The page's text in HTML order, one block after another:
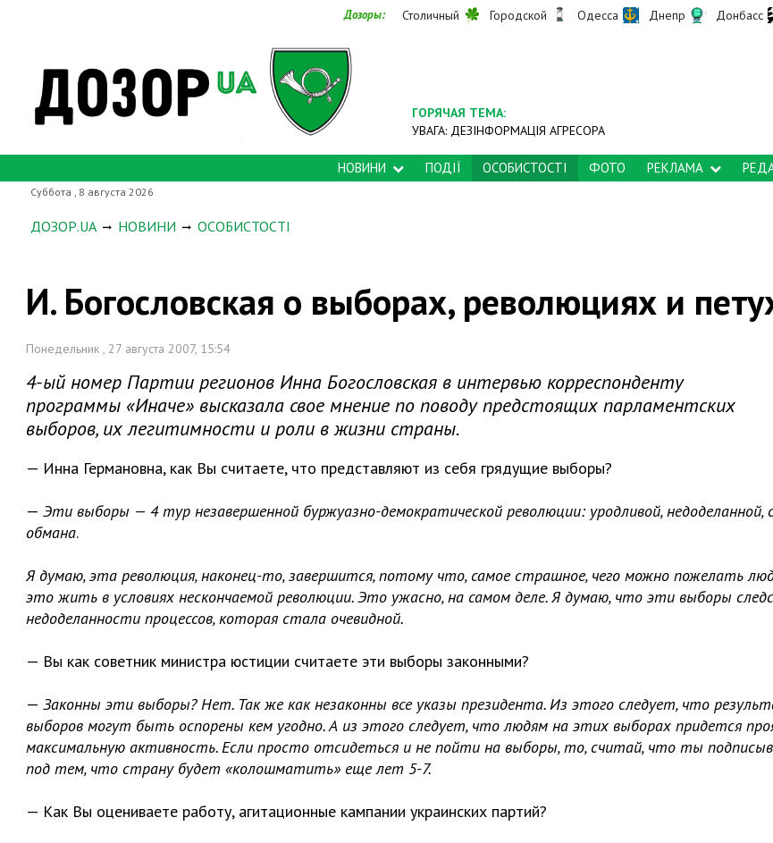
Дозоры: Столичный Городской Одесса Днепр Донбасс
ГОРЯЧАЯ ТЕМА:
УВАГА: ДЕЗІНФОРМАЦІЯ АГРЕСОРА
НОВИНИ ПОДІЇ ОСОБИСТОСТІ ФОТО РЕКЛАМА
Суббота , 8 августа 2026
ДОЗОР.UA НОВИНИ ОСОБИСТОСТІ
И. Богословская о выборах, революциях и
Понедельник , 27 августа 2007, 15:54
4-ый номер Партии регионов Инна Богословская в интервью корреспонденту
программы «Иначе» высказала свое мнение по поводу предстоящих парламентских
выборов, их легитимности и роли в жизни страны.
— Инна Германовна, как Вы считаете, что представляют из себя грядущие выборы?
— Эти выборы — 4 тур незавершенной буржуазно-демократической революции: уродливой, недоделанной,
обмана.
Я думаю, эта революция, наконец-то, завершится, потому что, самое страшное, чего можно пожелать
это жить в условиях нескончаемой революции. Это ужасно, на самом деле. Я думаю, что эти выборы
недоделанности процессов, которая стала очевидной.
— Вы как советник министра юстиции считаете эти выборы законными?
— Законны эти выборы? Нет. Так же как незаконны все указы президента. Из этого следует, что
выборов могут быть оспорены кем угодно. А из этого следует, что людям на этих выборах придется
максимальную активность. Если просто отсидеться и не пойти на выборы, то, считай, что ты
под тем, что страну будет «колошматить» еще лет 5-7.
— Как Вы оцениваете работу, агитационные кампании украинских партий?